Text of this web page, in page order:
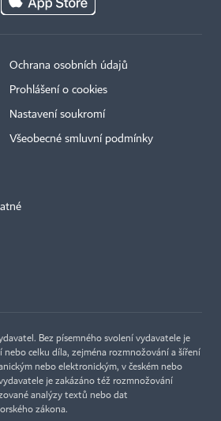
Ochrana osobních údajů
Prohlášení o cookies
Nastavení soukromí
Všeobecné smluvní podmínky
Bez písemného svolení vydavatele je
celku díla, zejména rozmnožování a šíření
nebo elektronickým, v českém nebo
je zakázáno též rozmnožování
analýzy textů nebo dat
zákona.